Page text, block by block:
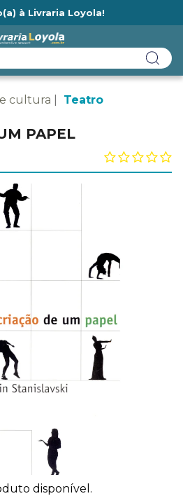
à Livraria Loyola!
cultura Teatro
PAPEL
disponível.